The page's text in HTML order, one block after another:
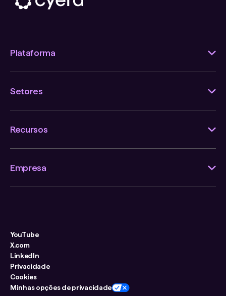
Plataforma
Setores
Recursos
Empresa
YouTube
X.com
LinkedIn
Privacidade
Cookies
Minhas opções de privacidade